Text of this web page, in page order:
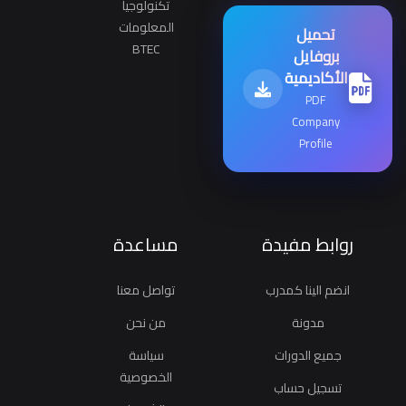
تحميل
بروفايل
الأكاديمية
PDF
Company
Profile
تكنولوجيا
المعلومات
BTEC
روابط مفيدة
انضم الينا كمدرب
مدونة
جميع الدورات
تسجيل حساب
مساعدة
تواصل معنا
من نحن
سياسة
الخصوصية